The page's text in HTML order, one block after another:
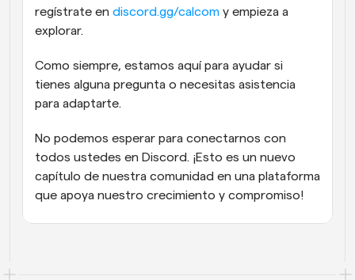
regístrate en discord.gg/calcom y empieza a
explorar.
Como siempre, estamos aquí para ayudar si
tienes alguna pregunta o necesitas asistencia
para adaptarte.
No podemos esperar para conectarnos con
todos ustedes en Discord. ¡Esto es un nuevo
capítulo de nuestra comunidad en una plataforma
que apoya nuestro crecimiento y compromiso!